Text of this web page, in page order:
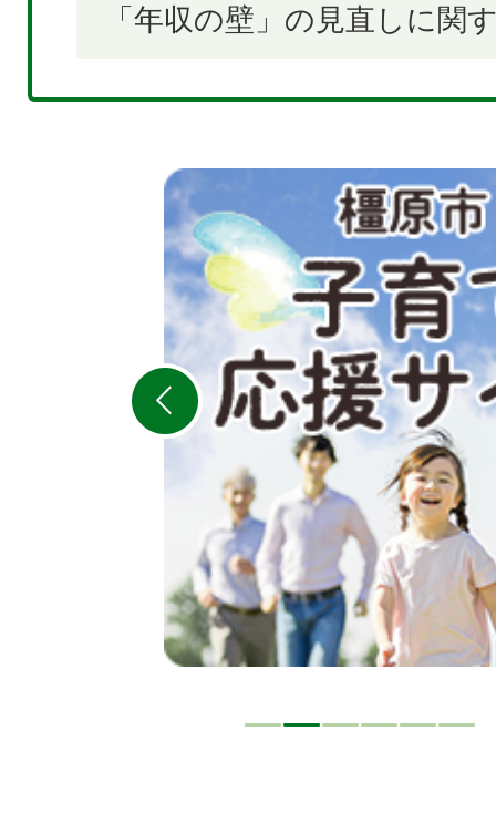
「年収の壁」の見直しに関
2
枚
目
の
ス
ラ